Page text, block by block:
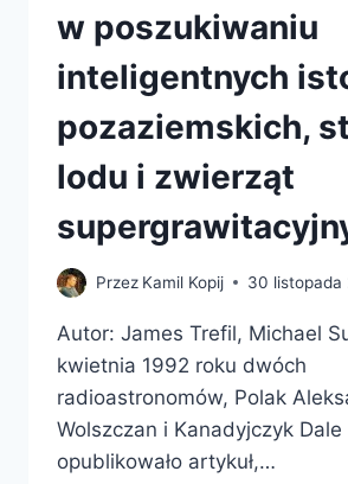
w poszukiwaniu
inteligentnych
pozaziemskich,
lodu i zwierząt
Przez Kamil Kopij 30 listopada
Autor: James Trefil, Michael
kwietnia 1992 roku dwóch
radioastronomów, Polak
Wolszczan i Kanadyjczyk Dale
opublikowało artykuł,…